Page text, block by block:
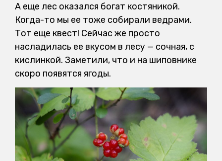
А еще лес оказался богат костяникой.
Когда-то мы ее тоже собирали ведрами.
Тот еще квест! Сейчас же просто
насладилась ее вкусом в лесу — сочная, с
кислинкой. Заметили, что и на шиповнике
скоро появятся ягоды.